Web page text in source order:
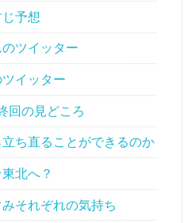
予想
ツイッター
イッター
回の見どころ
ち直ることができるのか
北へ？
それぞれの気持ち